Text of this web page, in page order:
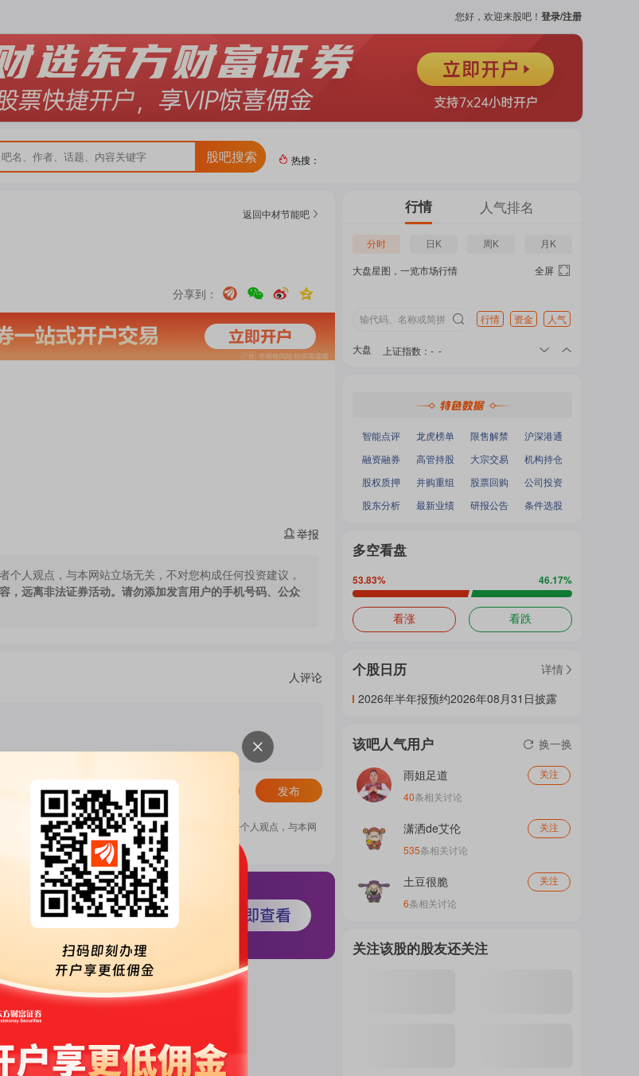
您好，欢迎来股吧！ 登录/注册
股吧搜索
热门
吧
热
题
热
概
热搜：
返回中材节能吧
分享到：
举报
人观点，与本网站立场无关，不对您构成任何投资建议，
，远离非法证券活动。请勿添加发言用户的手机号码、公众
人评论
发布
市场；2.用户在本社区发表的所有资料、言论等仅代表个人观点，与本网
并承担相应风险。 《东方财富社区管理规定》
行情 人气排名
分时 日K 周K 月K
大盘星图，一览市场行情 全屏
行情 资金 人气
大盘 上证指数 ： - -
：- -
智能点评 龙虎榜单 限售解禁
沪深港通
融资融券
高管持股 大宗交易
机构持仓
股权质押
并购重组 股票回购
公司投资
股东分析
最新业绩 研报公告 条件选股
多空看盘
53.83% 46.17%
看涨 看跌
个股日历
详情
2026年半年报预约2026年08月31日披露
该吧人气用户 换一换
雨姐足道 关注
40条相关讨论
潇洒de艾伦 关注
535条相关讨论
土豆很脆 关注
6条相关讨论
关注该股的股友还关注